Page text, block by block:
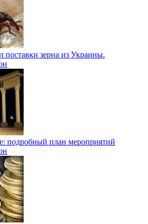
поставки зерна из Украины.
подробный план мероприятий